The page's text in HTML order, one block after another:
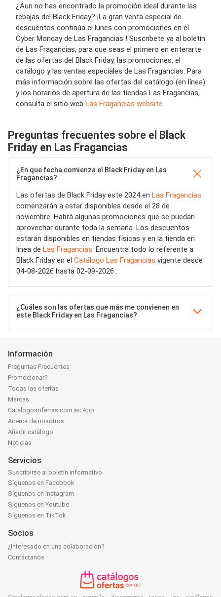
¿Aun no has encontrado la promoción ideal durante las
rebajas del Black Friday? ¡La gran venta especial de
descuentos continúa el lunes con promociones en el
Cyber Monday de Las Fragancias ! Suscríbete ya al boletín
de Las Fragancias, para que seas el primero en enterarte
de las ofertas del Black Friday, las promociones, el
catálogo y las ventas especiales de Las Fragancias. Para
más información sobre las ofertas del catálogo (en línea)
y los horarios de apertura de las tiendas Las Fragancias,
consulta el sitio web Las Fragancias website .
Preguntas frecuentes sobre el Black
Friday en Las Fragancias
¿En que fecha comienza el Black Friday en Las
Fragancias?
Las ofertas de Black Friday este 2024 en Las Fragancias
comenzarán a estar disponibles desde el 28 de
noviembre. Habrá algunas promociones que se puedan
aprovechar durante toda la semana. Los descuentos
estarán disponibles en tiendas físicas y en la tienda en
línea de Las Fragancias. Encuentra todo lo referente a
Black Friday en el Catálogo Las Fragancias vigente desde
04-08-2026 hasta 02-09-2026 .
¿Cuáles son las ofertas que más me convienen en
este Black Friday en Las Fragancias?
Información
Preguntas Frecuentes
Promocionar?
Todas las ofertas
Marcas
Catalogosofertas.com.ec App
Acerca de nosotros
Añadir catálogo
Noticias
Servicios
Suscribirse al boletín informativo
Síguenos en Facebook
Síguenos en Instagram
Síguenos en Youtube
Síguenos en TikTok
Socios
¿Interesado en una colaboración?
Contáctanos